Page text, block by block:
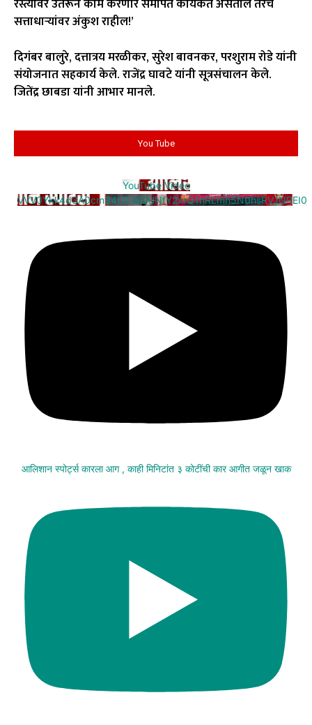
रस्त्यावर उतरून काम करणारे समर्पित कार्यकर्ते असतील तरच
सत्ताधाऱ्यांवर अंकुश राहील!’
दिगंबर बालुरे, दत्तात्रय मरळीकर, सुरेश बावनकर, परशुराम रोडे यांनी
संयोजनात सहकार्य केले. राजेंद्र घावटे यांनी सूत्रसंचालन केले.
जितेंद्र छाबडा यांनी आभार मानले.
You Tube
YouTube Video
VVV0Ykk4d3A0cm94U1VaQUNfY2xrQ1hRLmh5N0hsRVJNREI0
आलिशान स्पोर्ट्स कारला आग , काही मिनिटांत ३ कोटींची कार आगीत जळून खाक